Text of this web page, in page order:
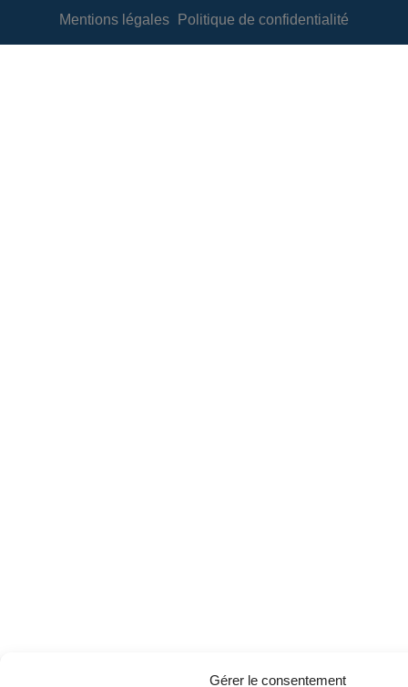
Gérer le consentement
Mentions légales Politique de confidentialité